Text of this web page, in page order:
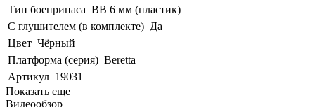
Тип боеприпаса BB 6 мм (пластик)
С глушителем (в комплекте) Да
Цвет Чёрный
Платформа (серия) Beretta
Артикул 19031
Показать еще
Видеообзор